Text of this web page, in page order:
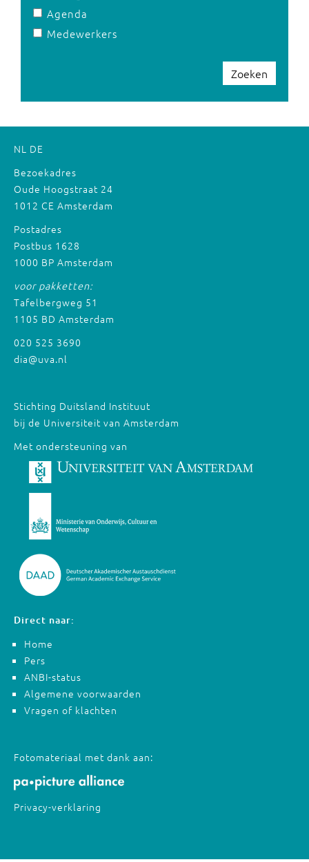
Agenda
Medewerkers
Zoeken
NL DE
Bezoekadres
Oude Hoogstraat 24
1012 CE Amsterdam
Postadres
Postbus 1628
1000 BP Amsterdam
voor pakketten:
Tafelbergweg 51
1105 BD Amsterdam
020 525 3690
dia@uva.nl
Stichting Duitsland Instituut
bij de Universiteit van Amsterdam
Met ondersteuning van
Direct naar:
Home
Pers
ANBI-status
Algemene voorwaarden
Vragen of klachten
Fotomateriaal met dank aan:
Privacy-verklaring